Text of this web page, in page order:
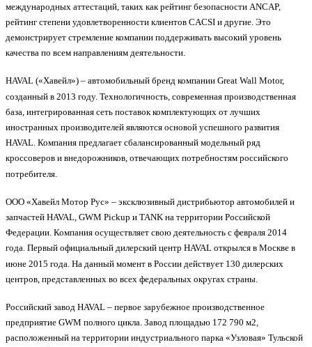
международных аттестаций, таких как рейтинг безопасности ANCAP,
рейтинг степени удовлетворенности клиентов CACSI и другие. Это
демонстрирует стремление компании поддерживать высокий уровень
качества по всем направлениям деятельности.
HAVAL («Хавейл») – автомобильный бренд компании Great Wall Motor,
созданный в 2013 году. Технологичность, современная производственная
база, интегрированная сеть поставок комплектующих от лучших
иностранных производителей являются основой успешного развития
HAVAL. Компания предлагает сбалансированный модельный ряд
кроссоверов и внедорожников, отвечающих потребностям российского
потребителя.
ООО «Хавейл Мотор Рус» – эксклюзивный дистрибьютор автомобилей и
запчастей HAVAL, GWM Pickup и TANK на территории Российской
Федерации. Компания осуществляет свою деятельность с февраля 2014
года. Первый официальный дилерский центр HAVAL открылся в Москве в
июне 2015 года. На данный момент в России действует 130 дилерских
центров, представленных во всех федеральных округах страны.
Российский завод HAVAL – первое зарубежное производственное
предприятие GWM полного цикла. Завод площадью 172 790 м2,
расположенный на территории индустриального парка «Узловая» Тульской